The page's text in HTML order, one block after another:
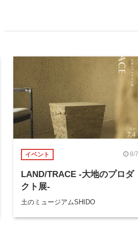
イベント 8/7
LAND/TRACE -大地のプロダ
クト展-
土のミュージアムSHIDO